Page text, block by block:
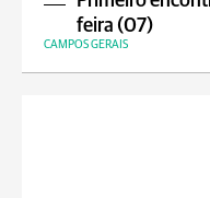
feira (07)
CAMPOS GERAIS